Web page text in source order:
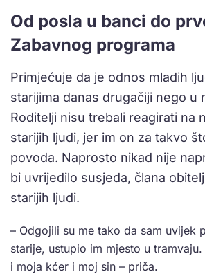
Od posla u banci do
Zabavnog programa
Primjećuje da je odnos mladih
starijima danas drugačiji nego u
Roditelji nisu trebali reagirati na
starijih ljudi, jer im on za takvo
povoda. Naprosto nikad nije
bi uvrijedilo susjeda, člana
starijih ljudi.
– Odgojili su me tako da sam uvijek
starije, ustupio im mjesto u
i moja kćer i moj sin – priča.